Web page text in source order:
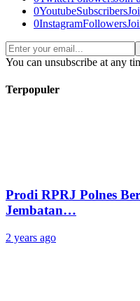
0YoutubeSubscribers
0InstagramFollowers
You can unsubscribe at any
Terpopuler
Prodi RPRJ Polnes
Jembatan…
2 years ago